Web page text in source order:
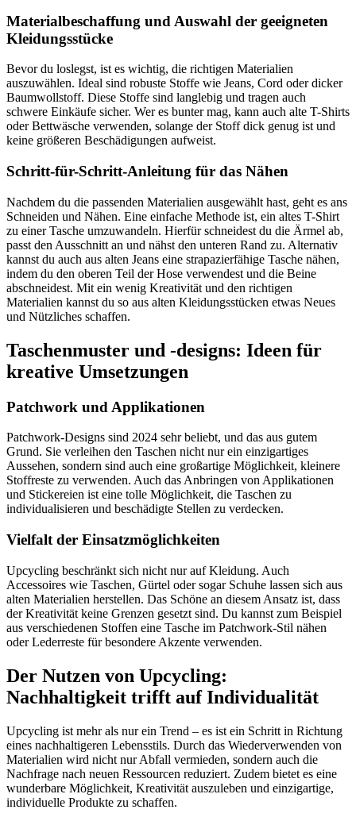
Materialbeschaffung und Auswahl der geeigneten
Kleidungsstücke
Bevor du loslegst, ist es wichtig, die richtigen Materialien
auszuwählen. Ideal sind robuste Stoffe wie Jeans, Cord oder dicker
Baumwollstoff. Diese Stoffe sind langlebig und tragen auch
schwere Einkäufe sicher. Wer es bunter mag, kann auch alte T-Shirts
oder Bettwäsche verwenden, solange der Stoff dick genug ist und
keine größeren Beschädigungen aufweist.
Schritt-für-Schritt-Anleitung für das Nähen
Nachdem du die passenden Materialien ausgewählt hast, geht es ans
Schneiden und Nähen. Eine einfache Methode ist, ein altes T-Shirt
zu einer Tasche umzuwandeln. Hierfür schneidest du die Ärmel ab,
passt den Ausschnitt an und nähst den unteren Rand zu. Alternativ
kannst du auch aus alten Jeans eine strapazierfähige Tasche nähen,
indem du den oberen Teil der Hose verwendest und die Beine
abschneidest. Mit ein wenig Kreativität und den richtigen
Materialien kannst du so aus alten Kleidungsstücken etwas Neues
und Nützliches schaffen.
Taschenmuster und -designs: Ideen für
kreative Umsetzungen
Patchwork und Applikationen
Patchwork-Designs sind 2024 sehr beliebt, und das aus gutem
Grund. Sie verleihen den Taschen nicht nur ein einzigartiges
Aussehen, sondern sind auch eine großartige Möglichkeit, kleinere
Stoffreste zu verwenden. Auch das Anbringen von Applikationen
und Stickereien ist eine tolle Möglichkeit, die Taschen zu
individualisieren und beschädigte Stellen zu verdecken.
Vielfalt der Einsatzmöglichkeiten
Upcycling beschränkt sich nicht nur auf Kleidung. Auch
Accessoires wie Taschen, Gürtel oder sogar Schuhe lassen sich aus
alten Materialien herstellen. Das Schöne an diesem Ansatz ist, dass
der Kreativität keine Grenzen gesetzt sind. Du kannst zum Beispiel
aus verschiedenen Stoffen eine Tasche im Patchwork-Stil nähen
oder Lederreste für besondere Akzente verwenden.
Der Nutzen von Upcycling:
Nachhaltigkeit trifft auf Individualität
Upcycling ist mehr als nur ein Trend – es ist ein Schritt in Richtung
eines nachhaltigeren Lebensstils. Durch das Wiederverwenden von
Materialien wird nicht nur Abfall vermieden, sondern auch die
Nachfrage nach neuen Ressourcen reduziert. Zudem bietet es eine
wunderbare Möglichkeit, Kreativität auszuleben und einzigartige,
individuelle Produkte zu schaffen.